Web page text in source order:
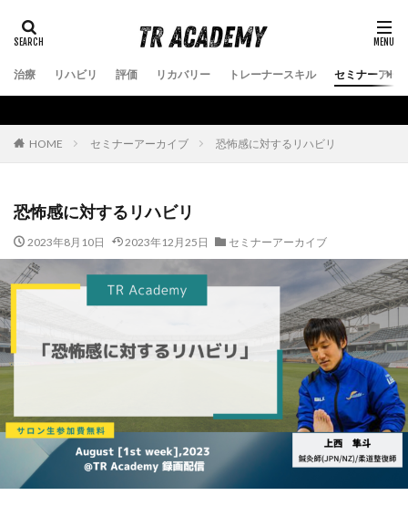
治療 リハビリ 評価 リカバリー トレーナースキル セミナーアー
HOME セミナーアーカイブ 恐怖感に対するリハビリ
恐怖感に対するリハビリ
2023年8月10日 2023年12月25日 セミナーアーカイブ